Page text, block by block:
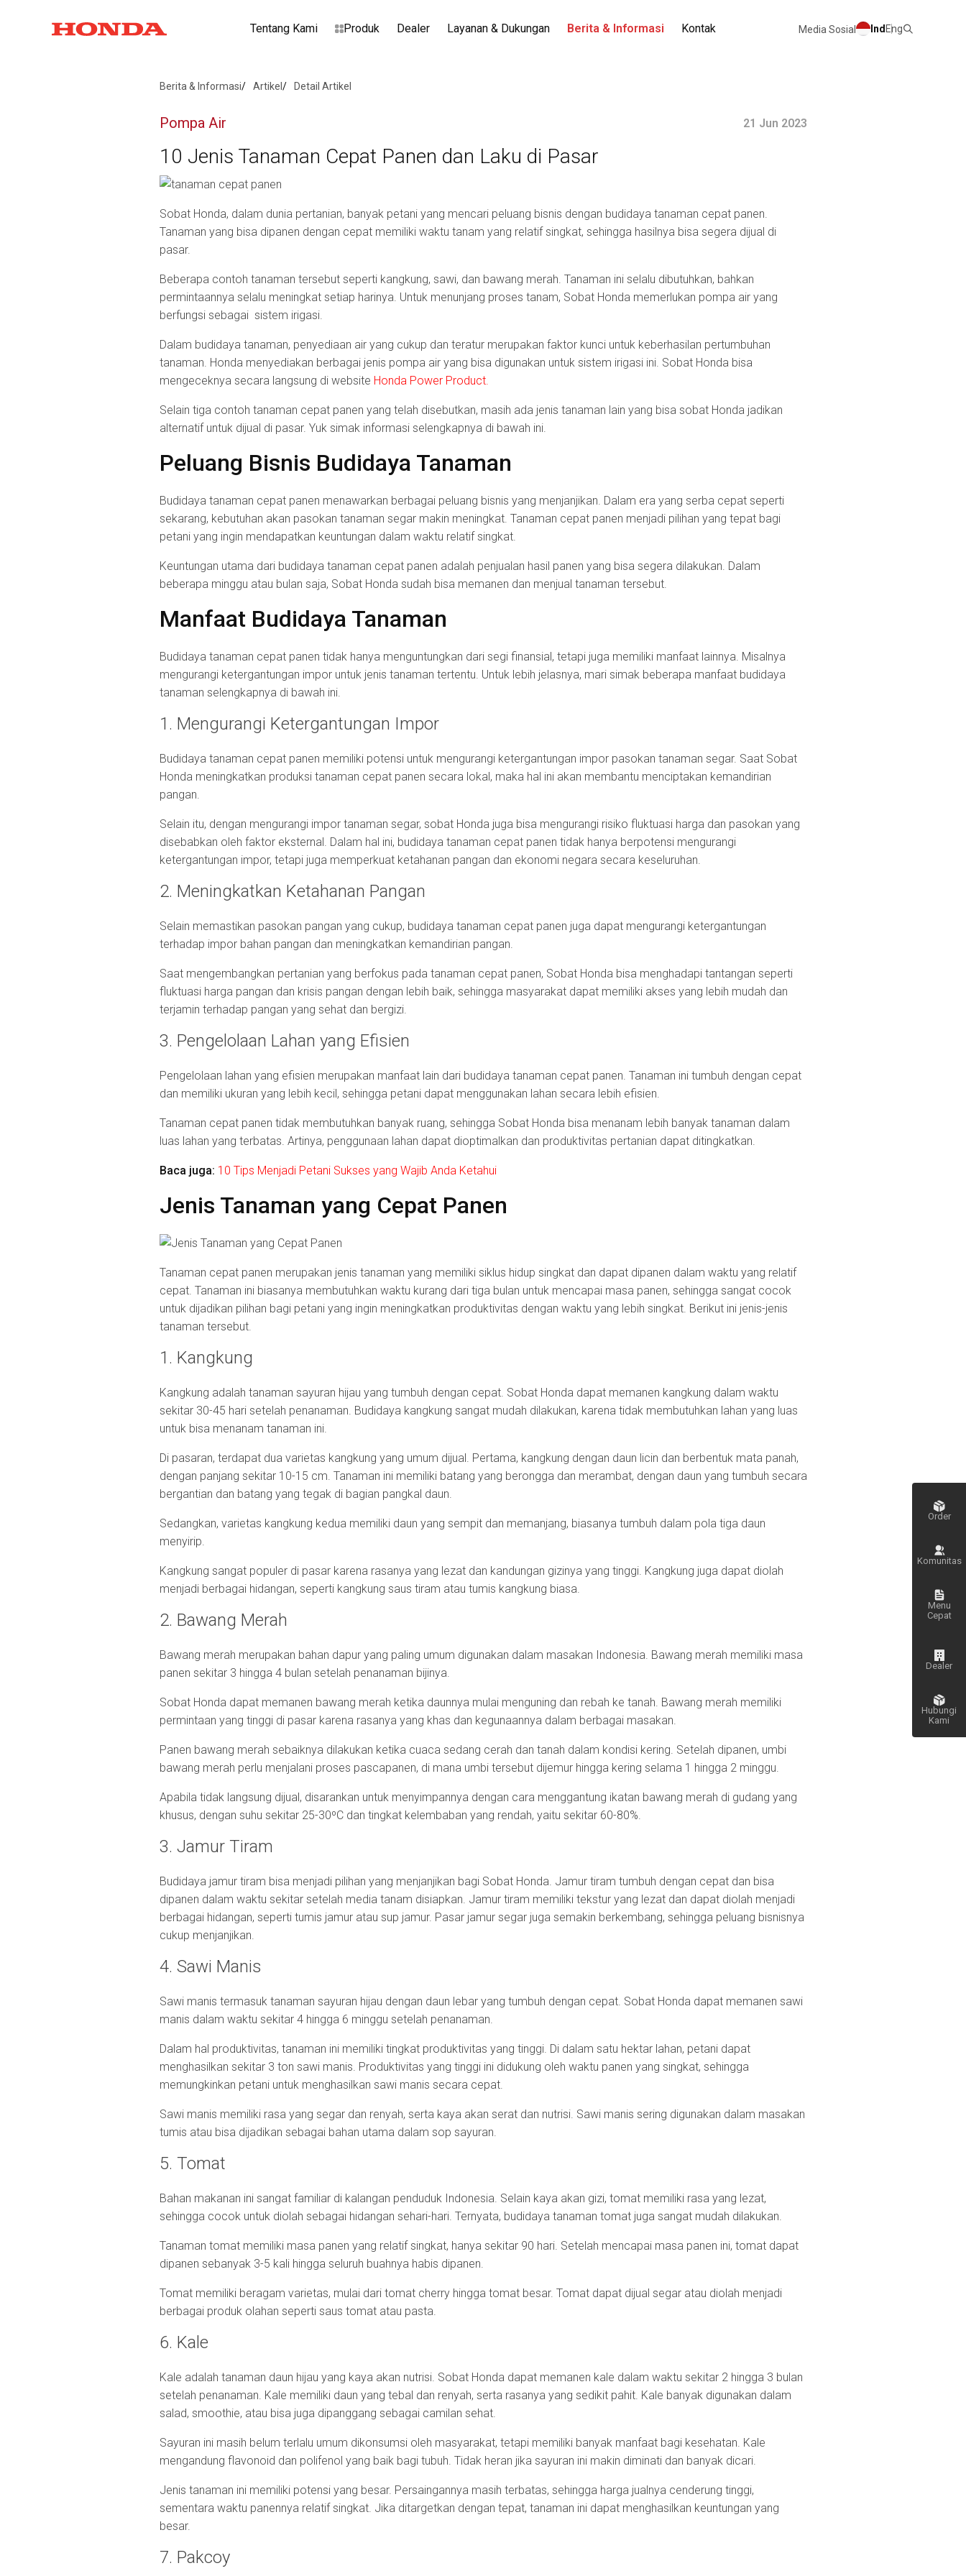
Tentang Kami Produk Dealer Layanan & Dukungan Berita & Informasi Kontak Media Sosial Ind Eng
Order
Komunitas
Menu
Cepat
Dealer
Hubungi
Kami
Berita & Informasi Artikel Detail Artikel
Pompa Air 21 Jun 2023
10 Jenis Tanaman Cepat Panen dan Laku di Pasar
Sobat Honda, dalam dunia pertanian, banyak petani yang mencari peluang bisnis dengan budidaya tanaman cepat panen.
Tanaman yang bisa dipanen dengan cepat memiliki waktu tanam yang relatif singkat, sehingga hasilnya bisa segera dijual di
pasar.
Beberapa contoh tanaman tersebut seperti kangkung, sawi, dan bawang merah. Tanaman ini selalu dibutuhkan, bahkan
permintaannya selalu meningkat setiap harinya. Untuk menunjang proses tanam, Sobat Honda memerlukan pompa air yang
berfungsi sebagai sistem irigasi.
Dalam budidaya tanaman, penyediaan air yang cukup dan teratur merupakan faktor kunci untuk keberhasilan pertumbuhan
tanaman. Honda menyediakan berbagai jenis pompa air yang bisa digunakan untuk sistem irigasi ini. Sobat Honda bisa
mengeceknya secara langsung di website Honda Power Product.
Selain tiga contoh tanaman cepat panen yang telah disebutkan, masih ada jenis tanaman lain yang bisa sobat Honda jadikan
alternatif untuk dijual di pasar. Yuk simak informasi selengkapnya di bawah ini.
Peluang Bisnis Budidaya Tanaman
Budidaya tanaman cepat panen menawarkan berbagai peluang bisnis yang menjanjikan. Dalam era yang serba cepat seperti
sekarang, kebutuhan akan pasokan tanaman segar makin meningkat. Tanaman cepat panen menjadi pilihan yang tepat bagi
petani yang ingin mendapatkan keuntungan dalam waktu relatif singkat.
Keuntungan utama dari budidaya tanaman cepat panen adalah penjualan hasil panen yang bisa segera dilakukan. Dalam
beberapa minggu atau bulan saja, Sobat Honda sudah bisa memanen dan menjual tanaman tersebut.
Manfaat Budidaya Tanaman
Budidaya tanaman cepat panen tidak hanya menguntungkan dari segi finansial, tetapi juga memiliki manfaat lainnya. Misalnya
mengurangi ketergantungan impor untuk jenis tanaman tertentu. Untuk lebih jelasnya, mari simak beberapa manfaat budidaya
tanaman selengkapnya di bawah ini.
1. Mengurangi Ketergantungan Impor
Budidaya tanaman cepat panen memiliki potensi untuk mengurangi ketergantungan impor pasokan tanaman segar. Saat Sobat
Honda meningkatkan produksi tanaman cepat panen secara lokal, maka hal ini akan membantu menciptakan kemandirian
pangan.
Selain itu, dengan mengurangi impor tanaman segar, sobat Honda juga bisa mengurangi risiko fluktuasi harga dan pasokan yang
disebabkan oleh faktor eksternal. Dalam hal ini, budidaya tanaman cepat panen tidak hanya berpotensi mengurangi
ketergantungan impor, tetapi juga memperkuat ketahanan pangan dan ekonomi negara secara keseluruhan.
2. Meningkatkan Ketahanan Pangan
Selain memastikan pasokan pangan yang cukup, budidaya tanaman cepat panen juga dapat mengurangi ketergantungan
terhadap impor bahan pangan dan meningkatkan kemandirian pangan.
Saat mengembangkan pertanian yang berfokus pada tanaman cepat panen, Sobat Honda bisa menghadapi tantangan seperti
fluktuasi harga pangan dan krisis pangan dengan lebih baik, sehingga masyarakat dapat memiliki akses yang lebih mudah dan
terjamin terhadap pangan yang sehat dan bergizi.
3. Pengelolaan Lahan yang Efisien
Pengelolaan lahan yang efisien merupakan manfaat lain dari budidaya tanaman cepat panen. Tanaman ini tumbuh dengan cepat
dan memiliki ukuran yang lebih kecil, sehingga petani dapat menggunakan lahan secara lebih efisien.
Tanaman cepat panen tidak membutuhkan banyak ruang, sehingga Sobat Honda bisa menanam lebih banyak tanaman dalam
luas lahan yang terbatas. Artinya, penggunaan lahan dapat dioptimalkan dan produktivitas pertanian dapat ditingkatkan.
Baca juga: 10 Tips Menjadi Petani Sukses yang Wajib Anda Ketahui
Jenis Tanaman yang Cepat Panen
Tanaman cepat panen merupakan jenis tanaman yang memiliki siklus hidup singkat dan dapat dipanen dalam waktu yang relatif
cepat. Tanaman ini biasanya membutuhkan waktu kurang dari tiga bulan untuk mencapai masa panen, sehingga sangat cocok
untuk dijadikan pilihan bagi petani yang ingin meningkatkan produktivitas dengan waktu yang lebih singkat. Berikut ini jenis-jenis
tanaman tersebut.
1. Kangkung
Kangkung adalah tanaman sayuran hijau yang tumbuh dengan cepat. Sobat Honda dapat memanen kangkung dalam waktu
sekitar 30-45 hari setelah penanaman. Budidaya kangkung sangat mudah dilakukan, karena tidak membutuhkan lahan yang luas
untuk bisa menanam tanaman ini.
Di pasaran, terdapat dua varietas kangkung yang umum dijual. Pertama, kangkung dengan daun licin dan berbentuk mata panah,
dengan panjang sekitar 10-15 cm. Tanaman ini memiliki batang yang berongga dan merambat, dengan daun yang tumbuh secara
bergantian dan batang yang tegak di bagian pangkal daun.
Sedangkan, varietas kangkung kedua memiliki daun yang sempit dan memanjang, biasanya tumbuh dalam pola tiga daun
menyirip.
Kangkung sangat populer di pasar karena rasanya yang lezat dan kandungan gizinya yang tinggi. Kangkung juga dapat diolah
menjadi berbagai hidangan, seperti kangkung saus tiram atau tumis kangkung biasa.
2. Bawang Merah
Bawang merah merupakan bahan dapur yang paling umum digunakan dalam masakan Indonesia. Bawang merah memiliki masa
panen sekitar 3 hingga 4 bulan setelah penanaman bijinya.
Sobat Honda dapat memanen bawang merah ketika daunnya mulai menguning dan rebah ke tanah. Bawang merah memiliki
permintaan yang tinggi di pasar karena rasanya yang khas dan kegunaannya dalam berbagai masakan.
Panen bawang merah sebaiknya dilakukan ketika cuaca sedang cerah dan tanah dalam kondisi kering. Setelah dipanen, umbi
bawang merah perlu menjalani proses pascapanen, di mana umbi tersebut dijemur hingga kering selama 1 hingga 2 minggu.
Apabila tidak langsung dijual, disarankan untuk menyimpannya dengan cara menggantung ikatan bawang merah di gudang yang
khusus, dengan suhu sekitar 25-30ºC dan tingkat kelembaban yang rendah, yaitu sekitar 60-80%.
3. Jamur Tiram
Budidaya jamur tiram bisa menjadi pilihan yang menjanjikan bagi Sobat Honda. Jamur tiram tumbuh dengan cepat dan bisa
dipanen dalam waktu sekitar setelah media tanam disiapkan. Jamur tiram memiliki tekstur yang lezat dan dapat diolah menjadi
berbagai hidangan, seperti tumis jamur atau sup jamur. Pasar jamur segar juga semakin berkembang, sehingga peluang bisnisnya
cukup menjanjikan.
4. Sawi Manis
Sawi manis termasuk tanaman sayuran hijau dengan daun lebar yang tumbuh dengan cepat. Sobat Honda dapat memanen sawi
manis dalam waktu sekitar 4 hingga 6 minggu setelah penanaman.
Dalam hal produktivitas, tanaman ini memiliki tingkat produktivitas yang tinggi. Di dalam satu hektar lahan, petani dapat
menghasilkan sekitar 3 ton sawi manis. Produktivitas yang tinggi ini didukung oleh waktu panen yang singkat, sehingga
memungkinkan petani untuk menghasilkan sawi manis secara cepat.
Sawi manis memiliki rasa yang segar dan renyah, serta kaya akan serat dan nutrisi. Sawi manis sering digunakan dalam masakan
tumis atau bisa dijadikan sebagai bahan utama dalam sop sayuran.
5. Tomat
Bahan makanan ini sangat familiar di kalangan penduduk Indonesia. Selain kaya akan gizi, tomat memiliki rasa yang lezat,
sehingga cocok untuk diolah sebagai hidangan sehari-hari. Ternyata, budidaya tanaman tomat juga sangat mudah dilakukan.
Tanaman tomat memiliki masa panen yang relatif singkat, hanya sekitar 90 hari. Setelah mencapai masa panen ini, tomat dapat
dipanen sebanyak 3-5 kali hingga seluruh buahnya habis dipanen.
Tomat memiliki beragam varietas, mulai dari tomat cherry hingga tomat besar. Tomat dapat dijual segar atau diolah menjadi
berbagai produk olahan seperti saus tomat atau pasta.
6. Kale
Kale adalah tanaman daun hijau yang kaya akan nutrisi. Sobat Honda dapat memanen kale dalam waktu sekitar 2 hingga 3 bulan
setelah penanaman. Kale memiliki daun yang tebal dan renyah, serta rasanya yang sedikit pahit. Kale banyak digunakan dalam
salad, smoothie, atau bisa juga dipanggang sebagai camilan sehat.
Sayuran ini masih belum terlalu umum dikonsumsi oleh masyarakat, tetapi memiliki banyak manfaat bagi kesehatan. Kale
mengandung flavonoid dan polifenol yang baik bagi tubuh. Tidak heran jika sayuran ini makin diminati dan banyak dicari.
Jenis tanaman ini memiliki potensi yang besar. Persaingannya masih terbatas, sehingga harga jualnya cenderung tinggi,
sementara waktu panennya relatif singkat. Jika ditargetkan dengan tepat, tanaman ini dapat menghasilkan keuntungan yang
besar.
7. Pakcoy